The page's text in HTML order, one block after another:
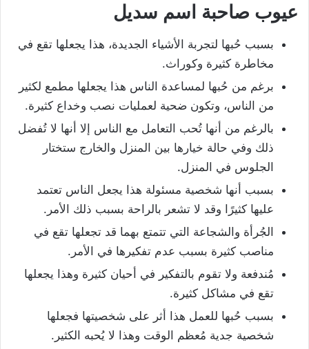
عيوب صاحبة اسم سديل
بسبب حُبها لتجربة الأشياء الجديدة، هذا يجعلها تقع في
مخاطرة كثيرة وكوراث.
برغم من حُبها لمساعدة الناس هذا يجعلها مطمع لكثير
من الناس، وتكون ضحية لعمليات نصب وخداع كثيرة.
بالرغم من أنها تُحب التعامل مع الناس إلا أنها لا تُفضل
ذلك وفي حالة خيارها بين المنزل والخارج ستختار
الجلوس في المنزل.
بسبب أنها شخصية مسئولة هذا يجعل الناس تعتمد
عليها كثيرًا وقد لا تشعر بالراحة بسبب ذلك الأمر.
الجُرأة والشجاعة التي تتمتع بهما قد تجعلها تقع في
مناصب كثيرة بسبب عدم تفكيرها في الأمر.
مُندفعة ولا تقوم بالتفكير في أحيان كثيرة وهذا يجعلها
تقع في مشاكل كثيرة.
بسبب حُبها للعمل هذا أثر على شخصيتها فجعلها
شخصية جدية مُعظم الوقت وهذا لا يُحبه الكثير.